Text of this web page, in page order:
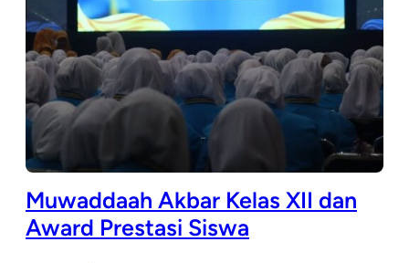
Muwaddaah Akbar Kelas XII dan
Award Prestasi Siswa